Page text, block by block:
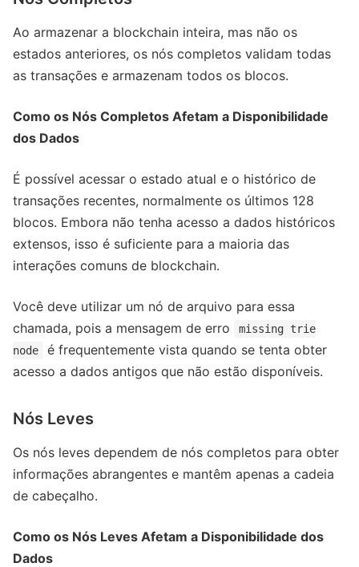
Ao armazenar a blockchain inteira, mas não os
estados anteriores, os nós completos validam todas
as transações e armazenam todos os blocos.
Como os Nós Completos Afetam a Disponibilidade
dos Dados
É possível acessar o estado atual e o histórico de
transações recentes, normalmente os últimos 128
blocos. Embora não tenha acesso a dados históricos
extensos, isso é suficiente para a maioria das
interações comuns de blockchain.
Você deve utilizar um nó de arquivo para essa
chamada, pois a mensagem de erro
missing trie
node
é frequentemente vista quando se tenta obter
acesso a dados antigos que não estão disponíveis.
Nós Leves
Os nós leves dependem de nós completos para obter
informações abrangentes e mantêm apenas a cadeia
de cabeçalho.
Como os Nós Leves Afetam a Disponibilidade dos
Dados